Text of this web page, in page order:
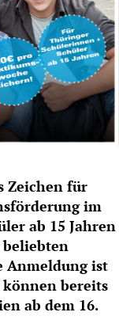
Zeichen für
im
ab 15 Jahren
beliebten
Anmeldung ist
bereits
ab dem 16.